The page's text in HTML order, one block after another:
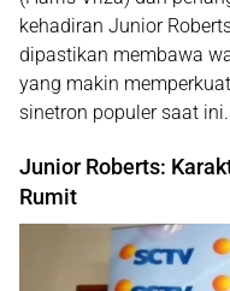
kehadiran Junior
dipastikan membawa
yang makin
sinetron populer saat ini.
Junior Roberts:
Rumit